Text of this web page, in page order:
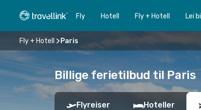
Fly Hotell Fly + Hotell Lei bil
Fly + Hotell Paris
Billige ferietilbud til Paris
Flyreiser Hoteller